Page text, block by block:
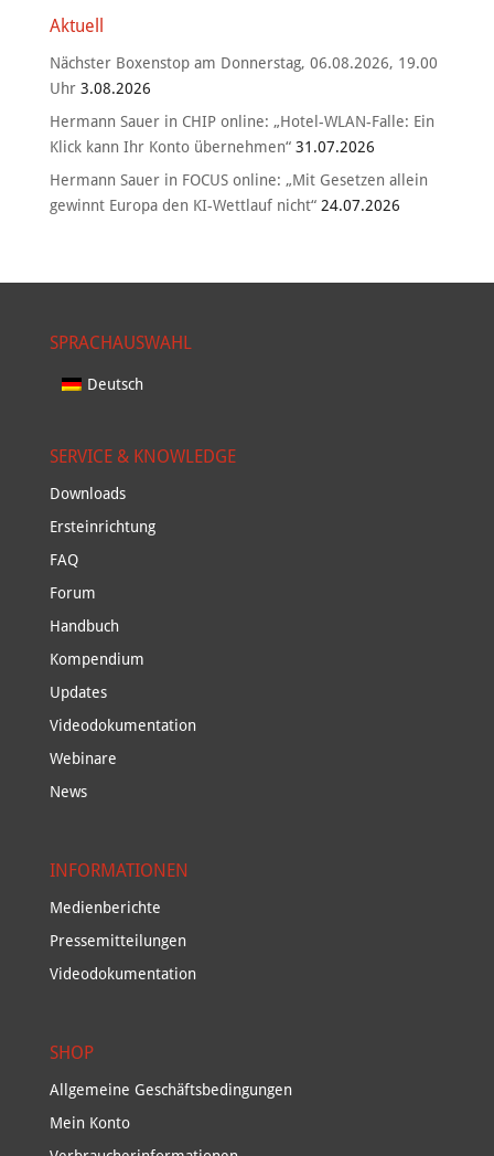
Aktuell
Nächster Boxenstop am Donnerstag, 06.08.2026, 19.00
Uhr 3.08.2026
Hermann Sauer in CHIP online: „Hotel-WLAN-Falle: Ein
Klick kann Ihr Konto übernehmen“ 31.07.2026
Hermann Sauer in FOCUS online: „Mit Gesetzen allein
gewinnt Europa den KI-Wettlauf nicht“ 24.07.2026
SPRACHAUSWAHL
Deutsch
SERVICE & KNOWLEDGE
Downloads
Ersteinrichtung
FAQ
Forum
Handbuch
Kompendium
Updates
Videodokumentation
Webinare
News
INFORMATIONEN
Medienberichte
Pressemitteilungen
Videodokumentation
SHOP
Allgemeine Geschäftsbedingungen
Mein Konto